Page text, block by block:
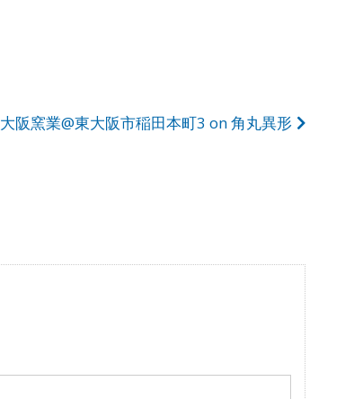
大阪窯業@東大阪市稲田本町3 on 角丸異形